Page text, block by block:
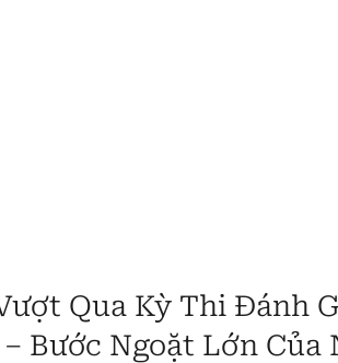
Qua Kỳ Thi Đánh
Bước Ngoặt Lớn Của